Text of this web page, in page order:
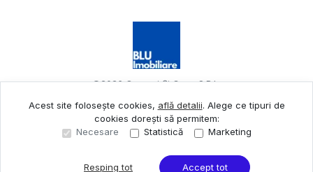
©2026Oameni Și Case S.R.L.
Site creat în
Acest site folosește cookies, află detalii. Alege ce tipuri de
cookies dorești să permitem:
Necesare
Statistică Marketing
Resping tot Accept tot